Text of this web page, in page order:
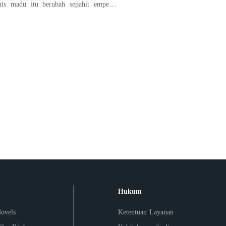
madu itu berubah sepahit empedu.
Hukum
Ketentuan Layanan